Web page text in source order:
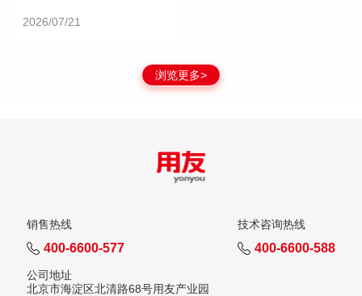
2026/07/21
浏览更多>
销售热线
400-6600-577
技术咨询热线
400-6600-588
公司地址
北京市海淀区北清路68号用友产业园